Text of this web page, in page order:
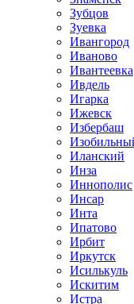
Зубцов
Зуевка
Ивангород
Иваново
Ивантеевка
Ивдель
Игарка
Ижевск
Избербаш
Иланский
Инза
Иннополис
Инсар
Инта
Ипатово
Ирбит
Иркутск
Исилькуль
Искитим
Истра